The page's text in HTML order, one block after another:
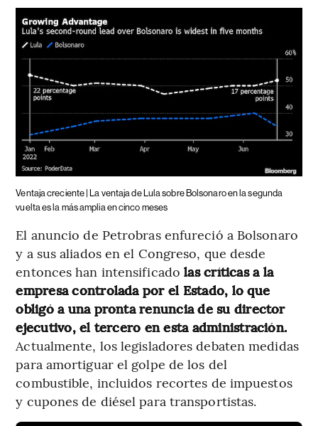
Ventaja creciente | La ventaja de Lula sobre Bolsonaro en la segunda
vuelta es la más amplia en cinco meses
El anuncio de Petrobras enfureció a Bolsonaro
y a sus aliados en el Congreso, que desde
entonces han intensificadolas críticas a la
empresa controlada por el Estado, lo que
obligó a una pronta renuncia de su director
ejecutivo, el tercero en esta administración.
Actualmente, los legisladores debaten medidas
para amortiguar el golpe de los del
combustible, incluidos recortes de impuestos
y cupones de diésel para transportistas.